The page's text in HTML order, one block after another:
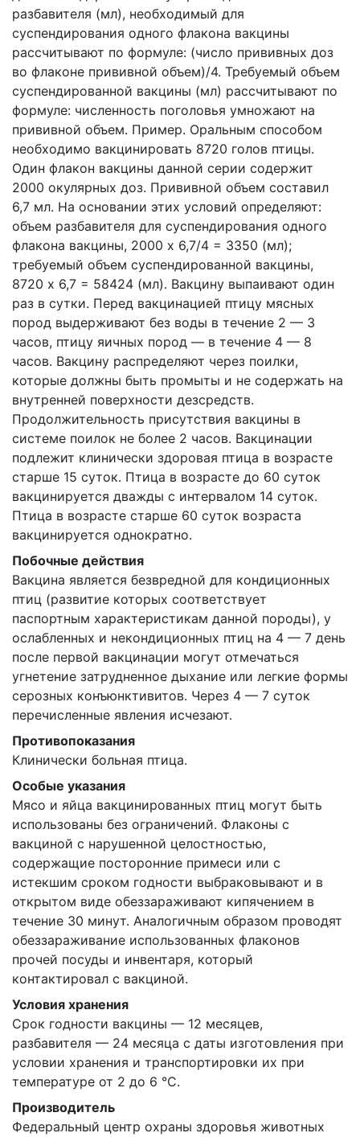
разбавителя (мл), необходимый для
суспендирования одного флакона вакцины
рассчитывают по формуле: (число прививных доз
во флаконе прививной объем)/4. Требуемый объем
суспендированной вакцины (мл) рассчитывают по
формуле: численность поголовья умножают на
прививной объем. Пример. Оральным способом
необходимо вакцинировать 8720 голов птицы.
Один флакон вакцины данной серии содержит
2000 окулярных доз. Прививной объем составил
6,7 мл. На основании этих условий определяют:
объем разбавителя для суспендирования одного
флакона вакцины, 2000 х 6,7/4 = 3350 (мл);
требуемый объем суспендированной вакцины,
8720 х 6,7 = 58424 (мл). Вакцину выпаивают один
раз в сутки. Перед вакцинацией птицу мясных
пород выдерживают без воды в течение 2 — 3
часов, птицу яичных пород — в течение 4 — 8
часов. Вакцину распределяют через поилки,
которые должны быть промыты и не содержать на
внутренней поверхности дезсредств.
Продолжительность присутствия вакцины в
системе поилок не более 2 часов. Вакцинации
подлежит клинически здоровая птица в возрасте
старше 15 суток. Птица в возрасте до 60 суток
вакцинируется дважды с интервалом 14 суток.
Птица в возрасте старше 60 суток возраста
вакцинируется однократно.
Побочные действия
Вакцина является безвредной для кондиционных
птиц (развитие которых соответствует
паспортным характеристикам данной породы), у
ослабленных и некондиционных птиц на 4 — 7 день
после первой вакцинации могут отмечаться
угнетение затрудненное дыхание или легкие формы
серозных конъюнктивитов. Через 4 — 7 суток
перечисленные явления исчезают.
Противопоказания
Клинически больная птица.
Особые указания
Мясо и яйца вакцинированных птиц могут быть
использованы без ограничений. Флаконы с
вакциной с нарушенной целостностью,
содержащие посторонние примеси или с
истекшим сроком годности выбраковывают и в
открытом виде обеззараживают кипячением в
течение 30 минут. Аналогичным образом проводят
обеззараживание использованных флаконов
прочей посуды и инвентаря, который
контактировал с вакциной.
Условия хранения
Срок годности вакцины — 12 месяцев,
разбавителя — 24 месяца с даты изготовления при
условии хранения и транспортировки их при
температуре от 2 до 6 °С.
Производитель
Федеральный центр охраны здоровья животных